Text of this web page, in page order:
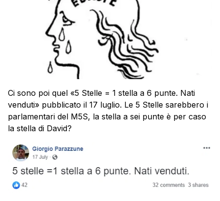
Ci sono poi quel «5 Stelle = 1 stella a 6 punte. Nati
venduti» pubblicato il 17 luglio. Le 5 Stelle sarebbero i
parlamentari del M5S, la stella a sei punte è per caso
la stella di David?